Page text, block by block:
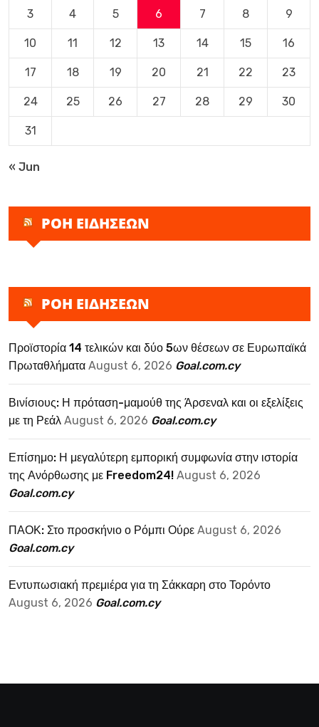
3 4 5 6 7 8 9
10 11 12 13 14 15 16
17 18 19 20 21 22 23
24 25 26 27 28 29 30
31
« Jun
ΡΟΗ ΕΙΔΗΣΕΩΝ
ΡΟΗ ΕΙΔΗΣΕΩΝ
Προϊστορία 14 τελικών και δύο 5ων θέσεων σε Ευρωπαϊκά
Πρωταθλήματα August 6, 2026 Goal.com.cy
Βινίσιους: Η πρόταση-μαμούθ της Άρσεναλ και οι εξελίξεις
με τη Ρεάλ August 6, 2026 Goal.com.cy
Επίσημο: Η μεγαλύτερη εμπορική συμφωνία στην ιστορία
της Ανόρθωσης με Freedom24! August 6, 2026
Goal.com.cy
ΠΑΟΚ: Στο προσκήνιο ο Ρόμπι Ούρε August 6, 2026
Goal.com.cy
Εντυπωσιακή πρεμιέρα για τη Σάκκαρη στο Τορόντο
August 6, 2026 Goal.com.cy